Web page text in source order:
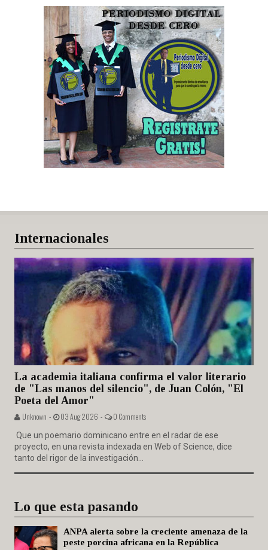
Internacionales
La academia italiana confirma el valor literario
de "Las manos del silencio", de Juan Colón, "El
Poeta del Amor"
Unknown - 03 Aug 2026 - 0 Comments
Que un poemario dominicano entre en el radar de ese
proyecto, en una revista indexada en Web of Science, dice
tanto del rigor de la investigación...
Lo que esta pasando
ANPA alerta sobre la creciente amenaza de la
peste porcina africana en la República